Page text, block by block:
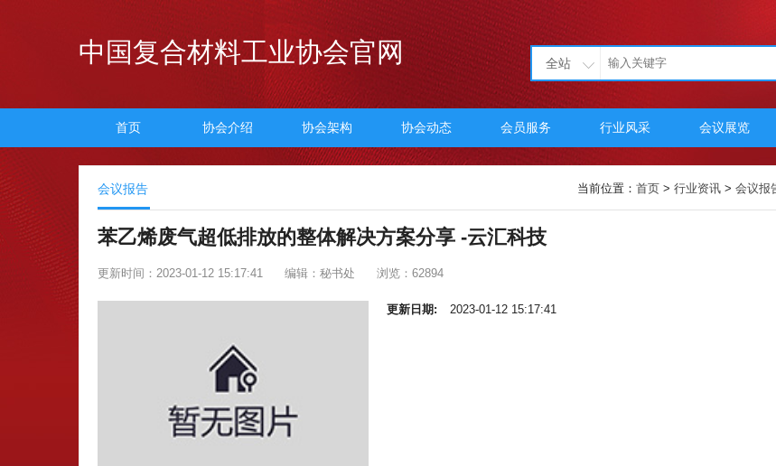
中国复合材料工业协会官网 全站
首页 协会介绍 协会架构 协会动态 会员服务 行业风采 会议展览
会议报告 当前位置： 首页 > 行业资讯 > 会议报
苯乙烯废气超低排放的整体解决方案分享 -云汇科技
更新时间：2023-01-12 15:17:41 编辑：秘书处 浏览：62894
更新日期: 2023-01-12 15:17:41